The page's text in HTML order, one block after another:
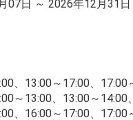
07日 ～ 2026年12月31日
、13:00～17:00、17:00
～13:00、13:00～14:00
、16:00～17:00、17:00